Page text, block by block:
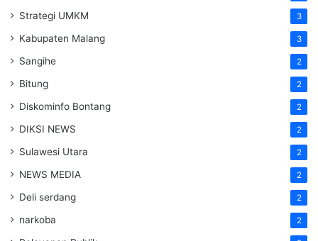
Strategi UMKM 3
Kabupaten Malang 3
Sangihe 2
Bitung 2
Diskominfo Bontang 2
DIKSI NEWS 2
Sulawesi Utara 2
NEWS MEDIA 2
Deli serdang 2
narkoba 2